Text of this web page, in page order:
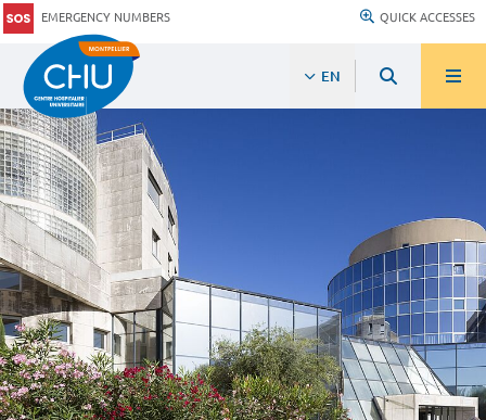
EMERGENCY NUMBERS QUICK ACCESSES
EN